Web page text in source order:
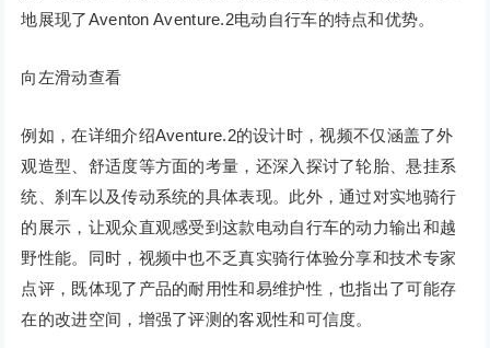
地展现了Aventon Aventure.2电动自行车的特点和优势。
向左滑动查看
例如，在详细介绍Aventure.2的设计时，视频不仅涵盖了外
观造型、舒适度等方面的考量，还深入探讨了轮胎、悬挂系
统、刹车以及传动系统的具体表现。此外，通过对实地骑行
的展示，让观众直观感受到这款电动自行车的动力输出和越
野性能。同时，视频中也不乏真实骑行体验分享和技术专家
点评，既体现了产品的耐用性和易维护性，也指出了可能存
在的改进空间，增强了评测的客观性和可信度。